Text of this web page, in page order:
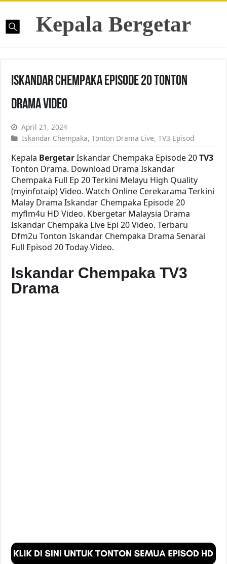
Kepala Bergetar
Iskandar Chempaka Episode 20 Tonton
Drama Video
April 21, 2024
Iskandar Chempaka,Tonton Drama Live,TV3 Episod
Kepala BergetarIskandar Chempaka Episode 20TV3
Tonton Drama. Download Drama Iskandar
Chempaka Full Ep 20 Terkini Melayu High Quality
(myinfotaip) Video. Watch Online Cerekarama Terkini
Malay Drama Iskandar Chempaka Episode 20
myflm4u HD Video. Kbergetar Malaysia Drama
Iskandar Chempaka Live Epi 20 Video. Terbaru
Dfm2u Tonton Iskandar Chempaka Drama Senarai
Full Episod 20 Today Video.
Iskandar Chempaka TV3
Drama